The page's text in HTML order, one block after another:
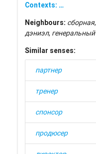
Contexts: …
Neighbours: сборная,
дэниэл, генеральный
Similar senses:
партнер
тренер
спонсор
продюсер